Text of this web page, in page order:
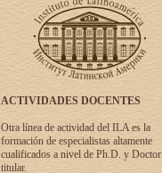
ACTIVIDADES DOCENTES
Otra línea de actividad del ILA es la
formación de especialistas altamente
cualificados a nivel de Ph.D. y Doctor
titular.